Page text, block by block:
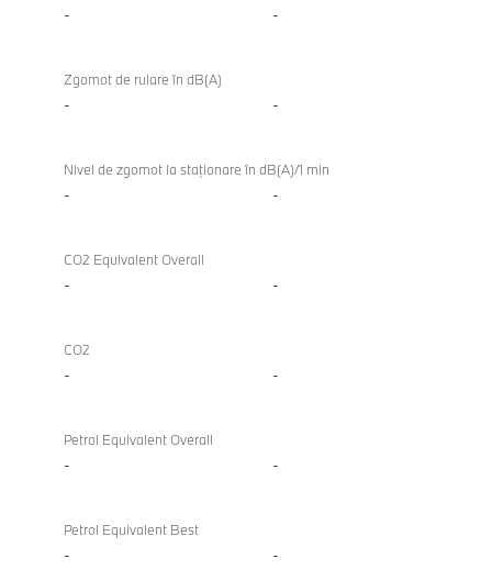
- -
Zgomot de rulare în dB(A)
- -
Nivel de zgomot la staţionare în dB(A)/1 min
- -
CO2 Equivalent Overall
- -
CO2
- -
Petrol Equivalent Overall
- -
Petrol Equivalent Best
- -